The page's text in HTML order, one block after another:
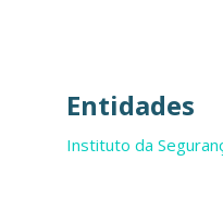
Entidades
Instituto da